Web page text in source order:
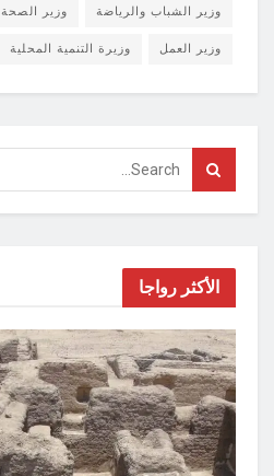
وزير الشباب والرياضة وزير الصحة
وزير العمل وزيرة التنمية المحلية
الأكثر رواجا